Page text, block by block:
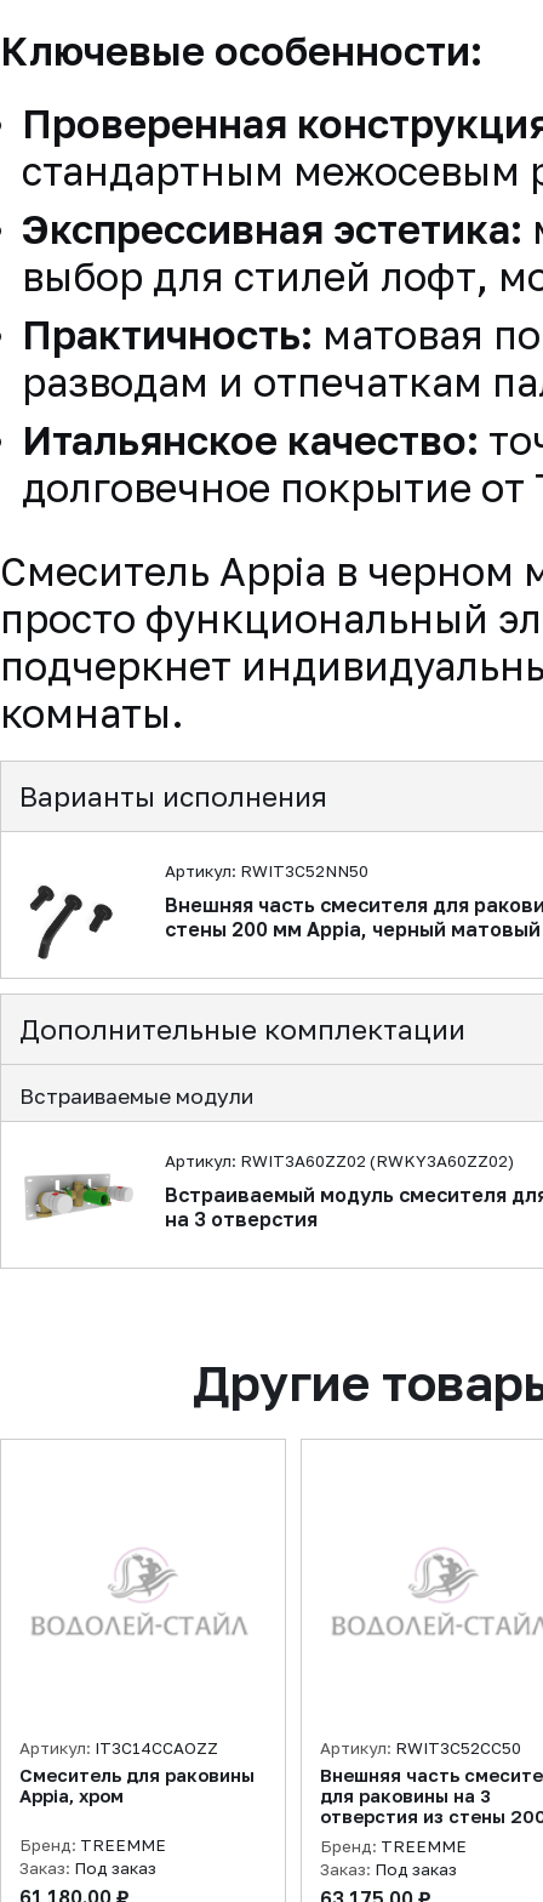
Ключевые особенности:
Проверенная
стандартным межосевым
Экспрессивная эстетика:
выбор для стилей лофт,
Практичность: матовая
разводам и отпечаткам
Итальянское качество:
долговечное покрытие от
Смеситель Appia в черном
просто функциональный
подчеркнет
комнаты.
Варианты исполнения
Артикул: RWIT3C52NN50
Внешняя часть смесителя для
стены 200 мм Appia, черный матовый
Дополнительные комплектации
Встраиваемые модули
Артикул: RWIT3A60ZZ02 (RWKY3A60ZZ02)
Встраиваемый модуль смесителя
на 3 отверстия
Другие
Артикул: IT3C14CCAOZZ
Смеситель для раковины
Appia, хром
Бренд: TREEMME
Заказ: Под заказ
61 180.00 ₽
Артикул: RWIT3C52CC50
Внешняя часть
для раковины на 3
отверстия из стены
мм Appia, хром
Бренд: TREEMME
Заказ: Под заказ